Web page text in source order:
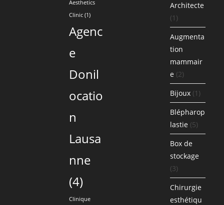
Aesthetics
Clinic (1)
Agenc
e
Donil
ocatio
n
Lausa
nne
(4)
Clinique
Architecte
(1)
Augmenta
tion
mammair
e (2)
Bijoux (1)
Blépharop
lastie (5)
Box de
stockage
(3)
Chirurgie
esthétiqu